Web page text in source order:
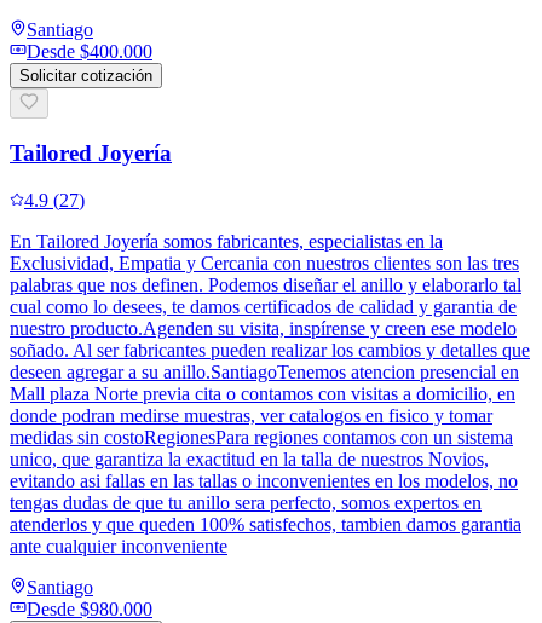
Santiago
Desde $400.000
Solicitar cotización
Tailored Joyería
4.9 (27)
En Tailored Joyería somos fabricantes, especialistas en la
Exclusividad, Empatia y Cercania con nuestros clientes son las tres
palabras que nos definen. Podemos diseñar el anillo y elaborarlo tal
cual como lo desees, te damos certificados de calidad y garantia de
nuestro producto.Agenden su visita, inspírense y creen ese modelo
soñado. Al ser fabricantes pueden realizar los cambios y detalles que
deseen agregar a su anillo.SantiagoTenemos atencion presencial en
Mall plaza Norte previa cita o contamos con visitas a domicilio, en
donde podran medirse muestras, ver catalogos en fisico y tomar
medidas sin costoRegionesPara regiones contamos con un sistema
unico, que garantiza la exactitud en la talla de nuestros Novios,
evitando asi fallas en las tallas o inconvenientes en los modelos, no
tengas dudas de que tu anillo sera perfecto, somos expertos en
atenderlos y que queden 100% satisfechos, tambien damos garantia
ante cualquier inconveniente
Santiago
Desde $980.000